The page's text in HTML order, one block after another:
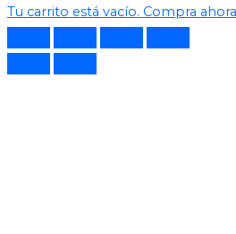
Tu carrito está vacío. Compra